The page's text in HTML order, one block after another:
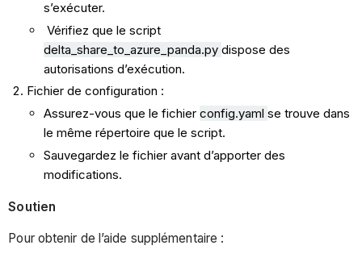
s’exécuter.
Vérifiez que le script
delta_share_to_azure_panda.py dispose des
autorisations d’exécution.
Fichier de configuration :
Assurez-vous que le fichier config.yaml se trouve dans
le même répertoire que le script.
Sauvegardez le fichier avant d’apporter des
modifications.
Soutien
Pour obtenir de l’aide supplémentaire :